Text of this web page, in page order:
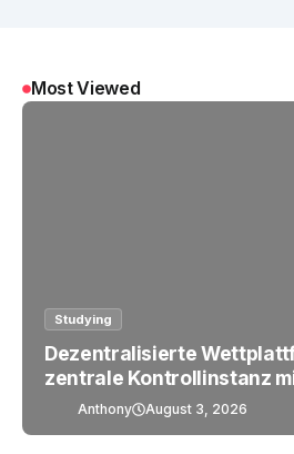
Most Viewed
Studying
Dezentralisierte
zentrale Kontrollinstanz
Anthony August 3, 2026